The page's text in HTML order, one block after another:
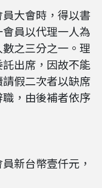
大會時，得以書
員以代理一人為
之三分之一。理
出席，因故不能
假二次者以缺席
，由後補者依序
幣壹仟元，